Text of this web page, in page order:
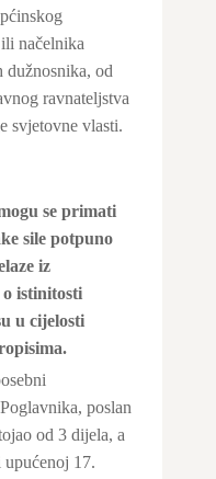
načelnika
dužnosnika, od
ravnateljstva
svjetovne vlasti.
se primati
sile potpuno
iz
istinitosti
u cijelosti
poslan
od 3 dijela, a
17.